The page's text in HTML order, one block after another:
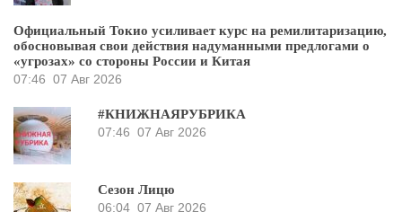
Официальный Токио усиливает курс на ремилитаризацию,
обосновывая свои действия надуманными предлогами о
«угрозах» со стороны России и Китая
07:46 07 Авг 2026
#КНИЖНАЯРУБРИКА
07:46 07 Авг 2026
Сезон Лицю
06:04 07 Авг 2026